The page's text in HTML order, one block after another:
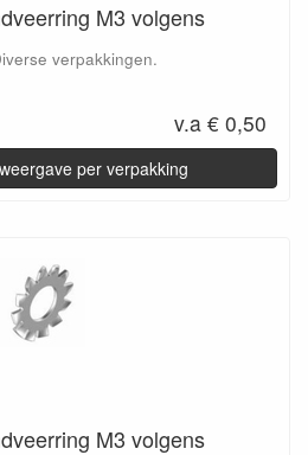
M3 volgens
verpakkingen.
v.a € 0,50
per verpakking
M3 volgens